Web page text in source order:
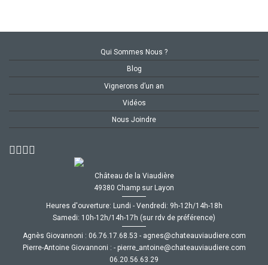
Qui Sommes Nous ?
Blog
Vignerons d’un an
Vidéos
Nous Joindre
Château de la Viaudière
49380 Champ sur Layon
Heures d'ouverture: Lundi - Vendredi: 9h-12h/14h-18h
Samedi: 10h-12h/14h-17h (sur rdv de préférence)
Agnès Giovannoni : moc.ereiduaivuaetahc@senga
-
35.86.71.67.60
Pierre-Antoine Giovannoni :
moc.ereiduaivuaetahc@eniotna_erreip
-
92.36.65.02.60